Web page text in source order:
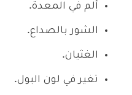
ألم في المعدة.
الشور بالصداع.
الغثيان.
تغير في لون البول.